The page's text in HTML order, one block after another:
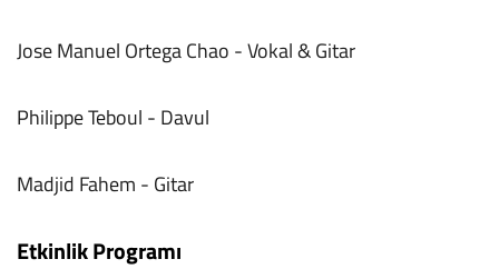
Jose Manuel Ortega Chao - Vokal & Gitar
Philippe Teboul - Davul
Madjid Fahem - Gitar
Etkinlik Programı